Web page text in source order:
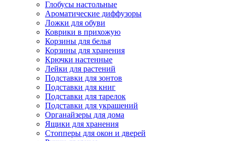
Глобусы настольные
Ароматические диффузоры
Ложки для обуви
Коврики в прихожую
Корзины для белья
Корзины для хранения
Крючки настенные
Лейки для растений
Подставки для зонтов
Подставки для книг
Подставки для тарелок
Подставки для украшений
Органайзеры для дома
Ящики для хранения
Стопперы для окон и дверей